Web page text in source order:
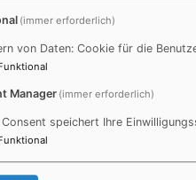
(immer erforderlich)
von Daten: Cookie für die
Manager (immer erforderlich)
speichert Ihre